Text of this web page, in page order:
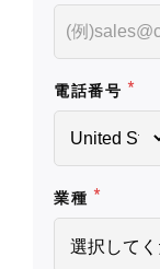
電話番号 *
業種 *